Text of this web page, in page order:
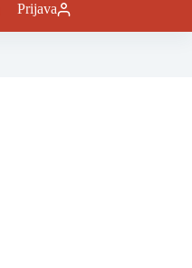
Prijava